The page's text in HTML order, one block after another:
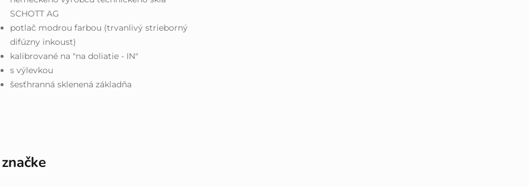
SCHOTT AG
potlač modrou farbou (trvanlivý strieborný
difúzny inkoust)
kalibrované na "na doliatie - IN"
s výlevkou
šesťhranná sklenená základňa